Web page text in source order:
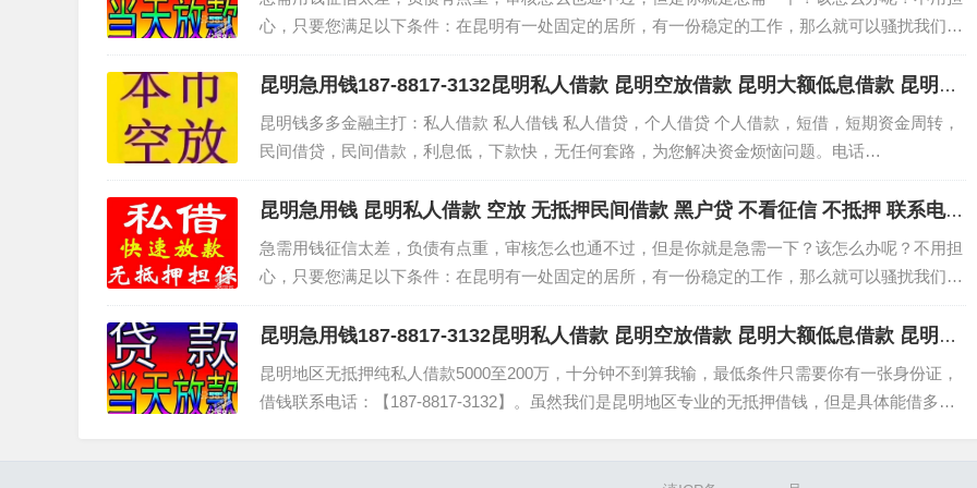
心，只要您满足以下条件：在昆明有一处固定的居所，有一份稳定的工作，那么就可以骚扰我们
啦。个人无中介，30分钟手续简…
昆明急用钱187-8817-3132昆明私人借款 昆明空放借款 昆明大额低息借款 昆明个
人借款 昆明短期周转 利息低不担保 当天下款
昆明钱多多金融主打：私人借款 私人借钱 私人借贷，个人借贷 个人借款，短借，短期资金周转，
民间借贷，民间借款，利息低，下款快，无任何套路，为您解决资金烦恼问题。电话
【18788173132】微同&nb…
昆明急用钱 昆明私人借款 空放 无抵押民间借款 黑户贷 不看征信 不抵押 联系电话
18788173132
急需用钱征信太差，负债有点重，审核怎么也通不过，但是你就是急需一下？该怎么办呢？不用担
心，只要您满足以下条件：在昆明有一处固定的居所，有一份稳定的工作，那么就可以骚扰我们
啦。个人无中介，30分钟手续简…
昆明急用钱187-8817-3132昆明私人借款 昆明空放借款 昆明大额低息借款 昆明个
人借款 昆明短期周转 利息低不担保 当天下款
昆明地区无抵押纯私人借款5000至200万，十分钟不到算我输，最低条件只需要你有一张身份证，
借钱联系电话：【187-8817-3132】。虽然我们是昆明地区专业的无抵押借钱，但是具体能借多少